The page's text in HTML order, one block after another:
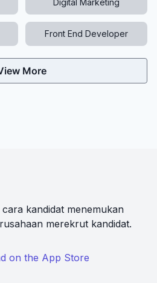
Digital Marketing
Front End Developer
More
kandidat menemukan
merekrut kandidat.